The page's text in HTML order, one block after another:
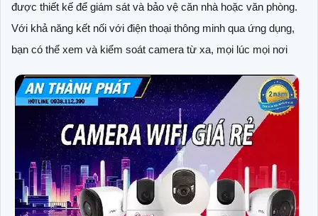
được thiết kế để giám sát và bảo vệ căn nhà hoặc văn phòng.
Với khả năng kết nối với điện thoại thông minh qua ứng dụng,
bạn có thể xem và kiểm soát camera từ xa, mọi lúc mọi nơi